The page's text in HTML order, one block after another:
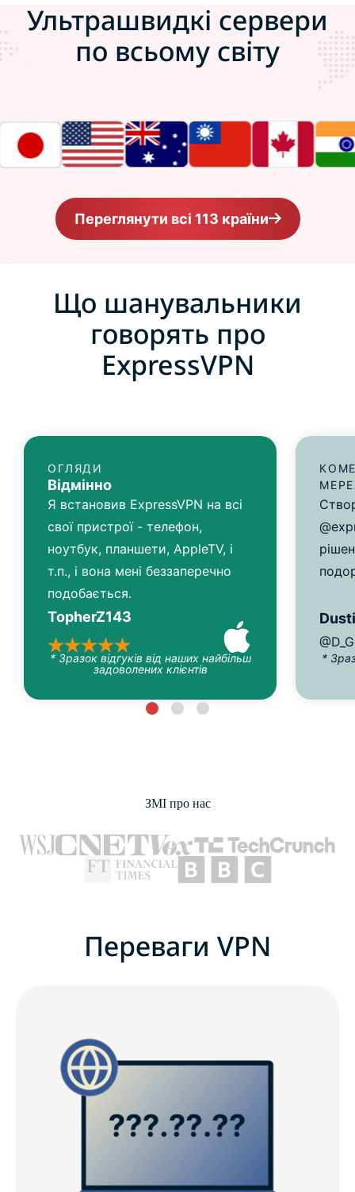
Ультрашвидкі сервери
по всьому світу
Переглянути всі 113 країни
Що шанувальники
говорять про
ExpressVPN
ОГЛЯДИ
Відмінно
Я встановив ExpressVPN на всі
свої пристрої - телефон,
ноутбук, планшети, AppleTV, і
т.п., і вона мені беззаперечно
подобається.
TopherZ143
* Зразок відгуків від наших найбільш
задоволених клієнтів
*
ЗМІ про нас
Переваги VPN